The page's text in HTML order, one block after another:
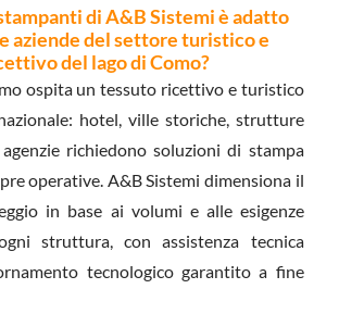
di A&B Sistemi è adatto
aziende del settore turistico e
del lago di Como?
ospita un tessuto ricettivo e turistico
hotel, ville storiche, strutture
richiedono soluzioni di stampa
operative. A&B Sistemi dimensiona il
in base ai volumi e alle esigenze
struttura, con assistenza tecnica
tecnologico garantito a fine